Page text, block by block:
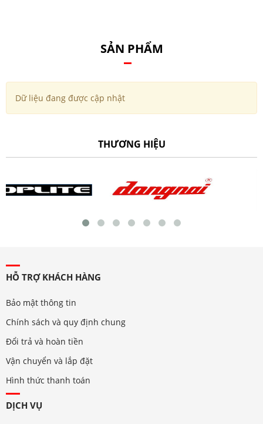
SẢN PHẨM
Dữ liệu đang được cập nhật
THƯƠNG HIỆU
HỖ TRỢ KHÁCH HÀNG
Bảo mật thông tin
Chính sách và quy định chung
Đổi trả và hoàn tiền
Vận chuyển và lắp đặt
Hình thức thanh toán
DỊCH VỤ